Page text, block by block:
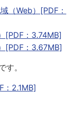
（Web）[PDF：
[PDF：3.74MB]
[PDF：3.67MB]
す。
：2.1MB]